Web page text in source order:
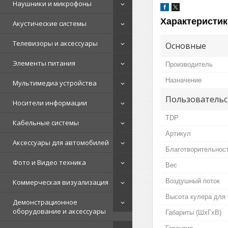
Наушники и микрофоны
Акустические системы
Телевизоры и аксессуары
Элементы питания
Мультимедиа устройства
Носители информации
Кабельные системы
Аксессуары для автомобилей
Фото и Видео техника
Коммерческая визуализация
Демонстрационное
оборудование и аксессуары
Основные
Производитель
Назначение
TDP
Артикул
Вес
Воздушный поток
Высота кулера
Габариты (ШхГхВ)